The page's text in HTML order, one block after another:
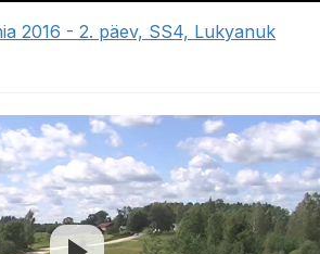
2016 - 2. päev, SS4, Lukyanuk